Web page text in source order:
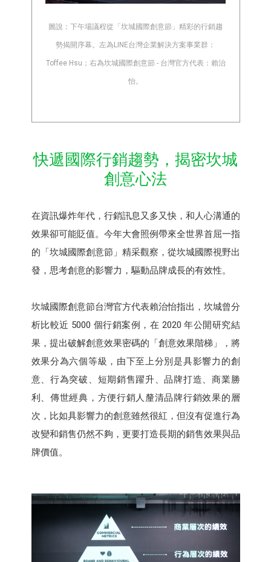
圖說：下午場議程從「坎城國際創意節」精彩的行銷趨
勢揭開序幕。左為LINE台灣企業解決方案事業群：
Toffee Hsu；右為坎城國際創意節 - 台灣官方代表：賴治
怡。
快遞國際行銷趨勢，揭密坎城
創意心法
在資訊爆炸年代，行銷訊息又多又快，和人心溝通的
效果卻可能貶值。今年大會照例帶來全世界首屈一指
的「坎城國際創意節」精采觀察，從坎城國際視野出
發，思考創意的影響力，驅動品牌成長的有效性。
坎城國際創意節台灣官方代表賴治怡指出，坎城曾分
析比較近 5000 個行銷案例，在 2020 年公開研究結
果，提出破解創意效果密碼的「創意效果階梯」，將
效果分為六個等級，由下至上分別是具影響力的創
意、行為突破、短期銷售躍升、品牌打造、商業勝
利、傳世經典，方便行銷人釐清品牌行銷效果的層
次，比如具影響力的創意雖然很紅，但沒有促進行為
改變和銷售仍然不夠，更要打造長期的銷售效果與品
牌價值。